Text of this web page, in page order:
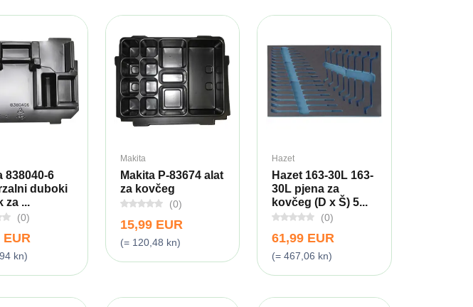
838040-6
duboki
za ...
(0)
EUR
kn)
Makita
Makita P-83674 alat
za kovčeg
(0)
15,99 EUR
(= 120,48 kn)
Hazet
Hazet 163-30L 163-
30L pjena za
kovčeg (D x Š) 5...
(0)
61,99 EUR
(= 467,06 kn)